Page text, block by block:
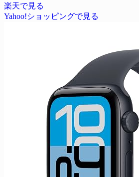
楽天で見る
Yahoo!ショッピングで見る